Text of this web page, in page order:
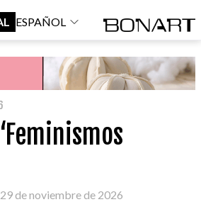
ESPAÑOL
de noviembre de 2026